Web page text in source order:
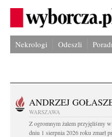
Nekrologi Odeszli
ANDRZEJ
WARSZAWA
Z ogromnym żalem przyjęliśmy
dniu 1 sierpnia 2026 roku zmarł